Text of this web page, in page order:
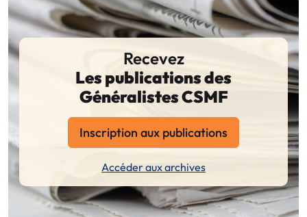
Recevez
Les publications des
Généralistes CSMF
Inscription aux publications
Accéder aux archives